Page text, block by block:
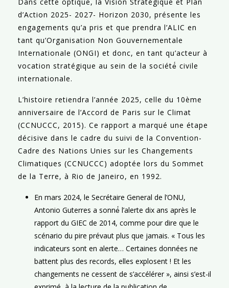
d’Action 2025- 2027- Horizon 2030, présente les
engagements qu’a pris et que prendra l’ALIC en
tant qu’Organisation Non Gouvernementale
Internationale (ONGI) et donc, en tant qu’acteur à
vocation stratégique au sein de la société́ civile
internationale.
L’histoire retiendra l’année 2025, celle du 10ème
anniversaire de l’Accord de Paris sur le Climat
(CCNUCCC, 2015). Ce rapport a marqué une étape
décisive dans le cadre du suivi de la Convention-
Cadre des Nations Unies sur les Changements
Climatiques (CCNUCCC) adoptée lors du Sommet
de la Terre, à Rio de Janeiro, en 1992.
En mars 2024, le Secrétaire General de l’ONU,
Antonio Guterres a sonné́ l’alerte dix ans après le
rapport du GIEC de 2014, comme pour dire que le
scénario du pire prévaut plus que jamais. « Tous les
indicateurs sont en alerte… Certaines données ne
battent plus des records, elles explosent ! Et les
changements ne cessent de s’accélérer », ainsi s’est-il